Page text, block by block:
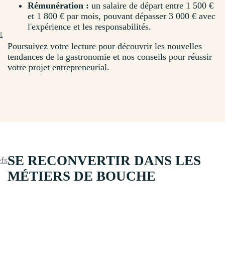
Rémunération : un salaire de départ entre 1 500 €
et 1 800 € par mois, pouvant dépasser 3 000 € avec
l'expérience et les responsabilités.
Poursuivez votre lecture pour découvrir les nouvelles
tendances de la gastronomie et nos conseils pour réussir
votre projet entrepreneurial.
SE RECONVERTIR DANS LES
MÉTIERS DE BOUCHE